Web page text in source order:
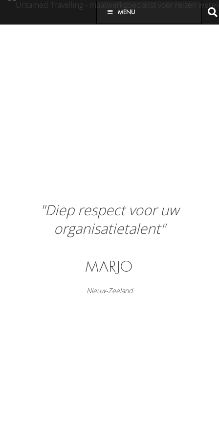
MENU
"Diep respect voor uw
organisatietalent"
MARJO
Nieuw-Zeeland